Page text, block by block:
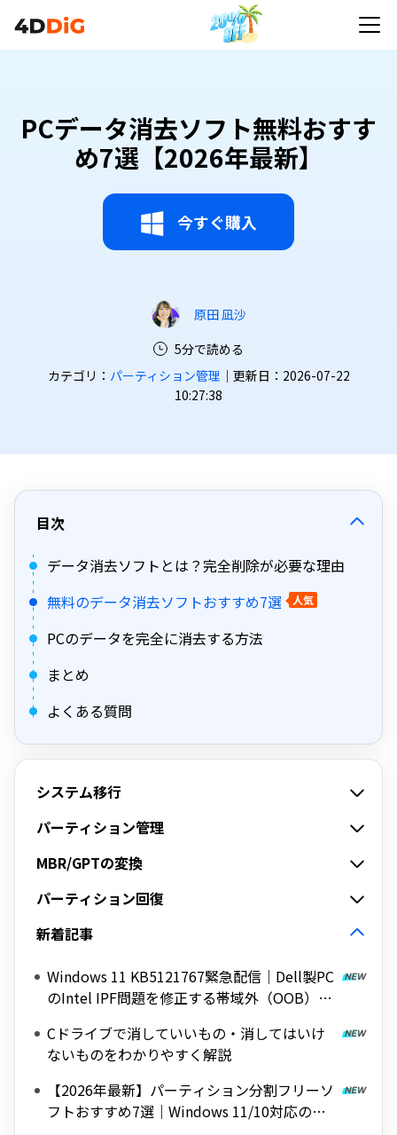
PCデータ消去ソフト無料おすす
め7選【2026年最新】
今すぐ購入
原田 凪沙
5分で読める
カテゴリ： パーティション管理 ｜更新日：2026-07-22
10:27:38
目次
データ消去ソフトとは？完全削除が必要な理由
無料のデータ消去ソフトおすすめ7選
人気
PCのデータを完全に消去する方法
まとめ
よくある質問
システム移行
パーティション管理
MBR/GPTの変換
パーティション回復
新着記事
Windows 11 KB5121767緊急配信｜Dell製PC
のIntel IPF問題を修正する帯域外（OOB）ア
Cドライブで消していいもの・消してはいけ
ないものをわかりやすく解説
【2026年最新】パーティション分割フリーソ
フトおすすめ7選｜Windows 11/10対応の無